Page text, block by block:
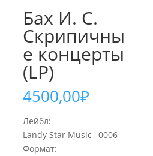
Бах И. С.
Скрипичны
е концерты
(LP)
4500,00₽
Лейбл:
Landy Star Music –0006
Формат: